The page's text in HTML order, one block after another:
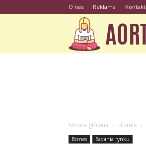
O nas Reklama Kontakt
Strona główna Biznes
Biznes Badania rynku